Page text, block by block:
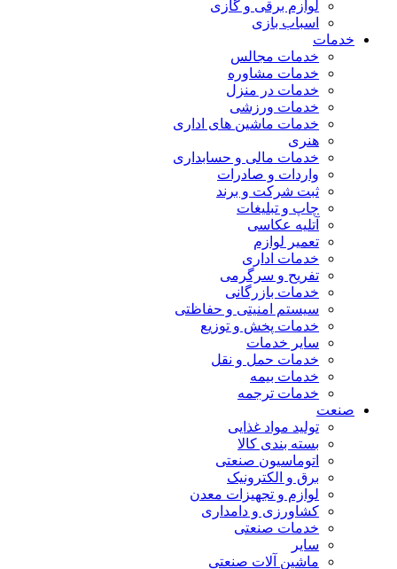
لوازم برقی و گازی
اسباب بازی
خدمات
خدمات مجالس
خدمات مشاوره
خدمات در منزل
خدمات ورزشی
خدمات ماشین های اداری
هنری
خدمات مالی و حسابداری
واردات و صادرات
ثبت شرکت و برند
چاپ و تبلیغات
آتلیه عکاسی
تعمیر لوازم
خدمات اداری
تفریح و سرگرمی
خدمات بازرگانی
سیستم امنیتی و حفاظتی
خدمات پخش و توزیع
سایر خدمات
خدمات حمل و نقل
خدمات بیمه
خدمات ترجمه
صنعت
تولید مواد غذایی
بسته بندی کالا
اتوماسیون صنعتی
برق و الکترونیک
لوازم و تجهیزات معدن
کشاورزی و دامداری
خدمات صنعتی
سایر
ماشین آلات صنعتی